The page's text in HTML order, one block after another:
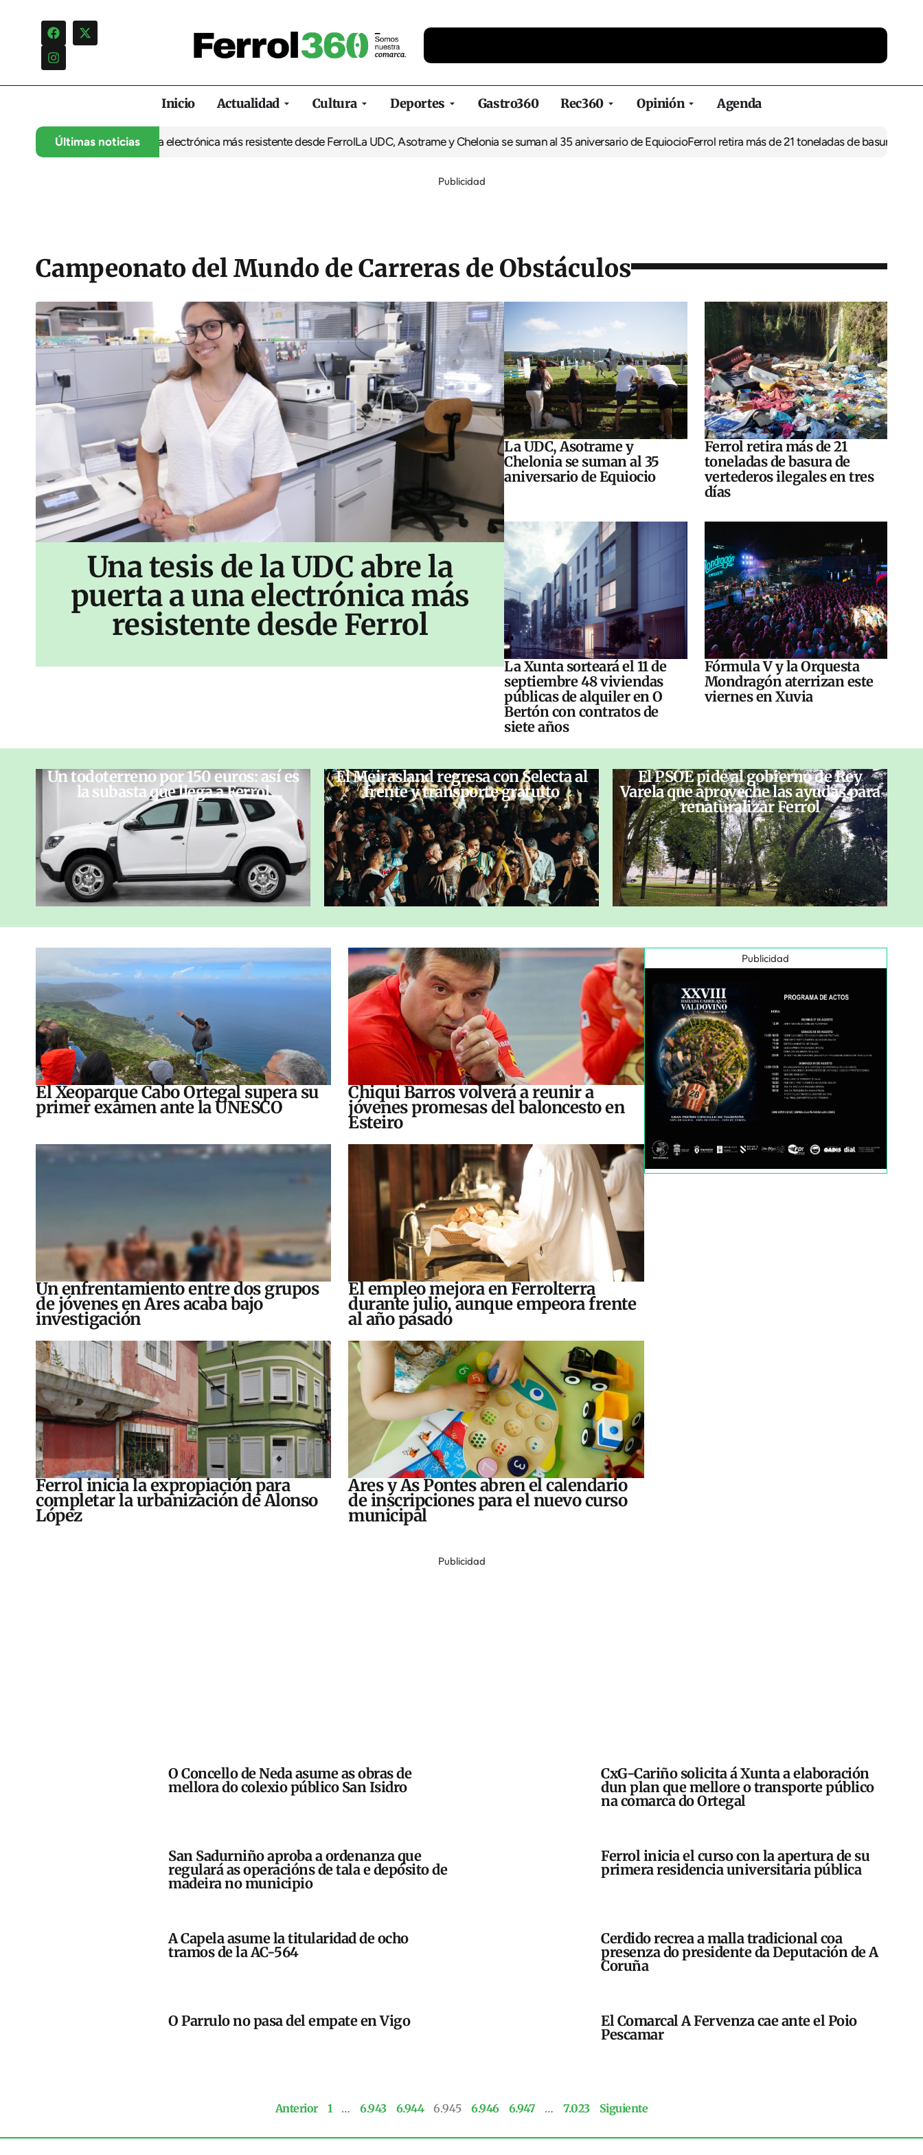
Inicio Actualidad Cultura Deportes Gastro360 Rec360 Opinión Agenda
Últimas noticias
abre la puerta a una electrónica más resistente desde FerrolLa UDC, Asotrame y Chelonia se suman al 35 aniversario de Equiocio Ferrol retira más de 21 toneladas de basura de
Publicidad
Campeonato del Mundo de Carreras de Obstáculos
Una tesis de la UDC abre la
puerta a una electrónica más
resistente desde Ferrol
La UDC, Asotrame y
Chelonia se suman al 35
aniversario de Equiocio
Ferrol retira más de 21
toneladas de basura de
vertederos ilegales en tres
días
La Xunta sorteará el 11 de
septiembre 48 viviendas
públicas de alquiler en O
Bertón con contratos de
siete años
Fórmula V y la Orquesta
Mondragón aterrizan este
viernes en Xuvia
Un todoterreno por 150 euros: así es
la subasta que llega a Ferrol
El Meirasland regresa con Selecta al
frente y transporte gratuito
El PSOE pide al gobierno de Rey
Varela que aproveche las ayudas para
renaturalizar Ferrol
El Xeoparque Cabo Ortegal supera su
primer examen ante la UNESCO
Chiqui Barros volverá a reunir a
jóvenes promesas del baloncesto en
Esteiro
Un enfrentamiento entre dos grupos
de jóvenes en Ares acaba bajo
investigación
El empleo mejora en Ferrolterra
durante julio, aunque empeora frente
al año pasado
Ferrol inicia la expropiación para
completar la urbanización de Alonso
López
Ares y As Pontes abren el calendario
de inscripciones para el nuevo curso
municipal
Publicidad
Publicidad
O Concello de Neda asume as obras de
mellora do colexio público San Isidro
CxG-Cariño solicita á Xunta a elaboración
dun plan que mellore o transporte público
na comarca do Ortegal
San Sadurniño aproba a ordenanza que
regulará as operacións de tala e depósito de
madeira no municipio
Ferrol inicia el curso con la apertura de su
primera residencia universitaria pública
A Capela asume la titularidad de ocho
tramos de la AC-564
Cerdido recrea a malla tradicional coa
presenza do presidente da Deputación de A
Coruña
O Parrulo no pasa del empate en Vigo
El Comarcal A Fervenza cae ante el Poio
Pescamar
Anterior 1 … 6.943 6.944 6.945 6.946 6.947 … 7.023 Siguiente